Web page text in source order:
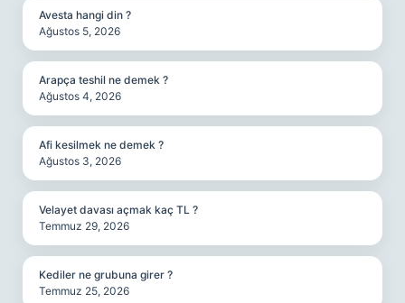
Avesta hangi din ?
Ağustos 5, 2026
Arapça teshil ne demek ?
Ağustos 4, 2026
Afi kesilmek ne demek ?
Ağustos 3, 2026
Velayet davası açmak kaç TL ?
Temmuz 29, 2026
Kediler ne grubuna girer ?
Temmuz 25, 2026